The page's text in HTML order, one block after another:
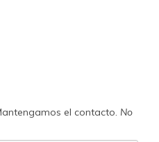
el contacto. No